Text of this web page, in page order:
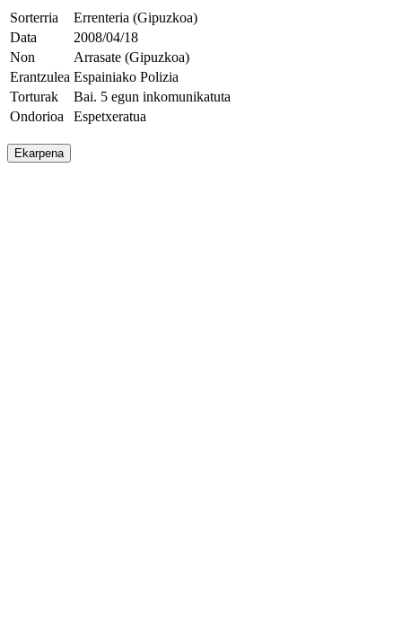
Sorterria
Errenteria (Gipuzkoa)
Data
2008/04/18
Non
Arrasate (Gipuzkoa)
Erantzulea Espainiako Polizia
Torturak
Bai. 5 egun inkomunikatuta
Ondorioa
Espetxeratua